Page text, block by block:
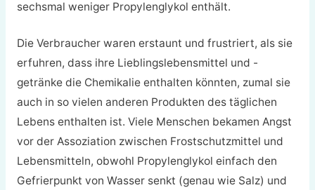
sechsmal weniger Propylenglykol enthält.
Die Verbraucher waren erstaunt und frustriert, als sie
erfuhren, dass ihre Lieblingslebensmittel und -
getränke die Chemikalie enthalten könnten, zumal sie
auch in so vielen anderen Produkten des täglichen
Lebens enthalten ist. Viele Menschen bekamen Angst
vor der Assoziation zwischen Frostschutzmittel und
Lebensmitteln, obwohl Propylenglykol einfach den
Gefrierpunkt von Wasser senkt (genau wie Salz) und